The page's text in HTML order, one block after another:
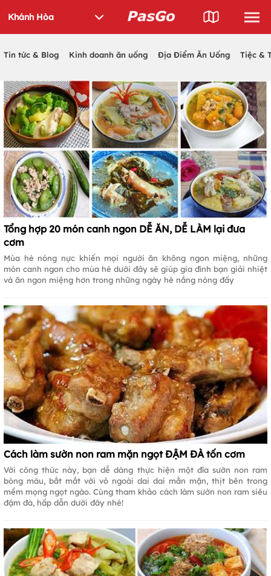
Tin tức & Blog Kinh doanh ăn uống Địa Điểm Ăn Uống Tiệc &
Tổng hợp 20 món canh ngon DỄ ĂN, DỄ LÀM lại đưa
cơm
Mùa hè nóng nực khiến mọi người ăn không ngon miệng, những
món canh ngon cho mùa hè dưới đây sẽ giúp gia đình bạn giải nhiệt
và ăn ngon miệng hơn trong những ngày hè nắng nóng đấy
Cách làm sườn non ram mặn ngọt ĐẬM ĐÀ tốn cơm
Với công thức này, bạn dễ dàng thực hiện một đĩa sườn non ram
bóng màu, bắt mắt với vỏ ngoài dai dai mằn mặn, thịt bên trong
mềm mọng ngọt ngào. Cùng tham khảo cách làm sườn non ram siêu
đậm đà, hấp dẫn dưới đây nhé!